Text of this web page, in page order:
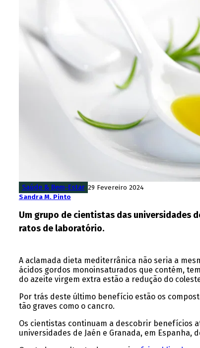
Saúde & Bem-Estar 29 Fevereiro 2024
Sandra M. Pinto
Um grupo de cientistas das universidades
ratos de laboratório.
A aclamada dieta mediterrânica não seria a
ácidos gordos monoinsaturados que contém,
do azeite virgem extra estão a redução do
Por trás deste último benefício estão os
tão graves como o cancro.
Os cientistas continuam a descobrir benefícios
universidades de Jaén e Granada, em